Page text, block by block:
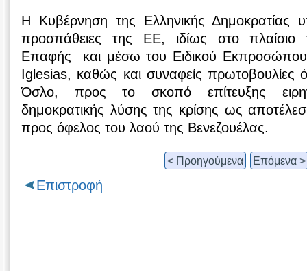
Η Κυβέρνηση της Ελληνικής Δημοκρατίας
προσπάθειες της ΕΕ, ιδίως στο πλαίσιο
Επαφής και μέσω του Ειδικού
Iglesias, καθώς και συναφείς πρωτοβουλίες
Όσλο, προς το σκοπό επίτευξης
δημοκρατικής λύσης της κρίσης ως
προς όφελος του λαού της Βενεζουέλας.
< Προηγούμενα Επόμενα >
Επιστροφή